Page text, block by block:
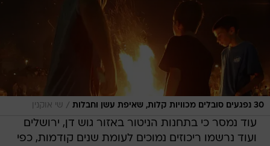
30 נפגעים סובלים מכוויות קלות, שאיפת עשן וחבלות / שי אוקנין
עוד נמסר כי בתחנות הניטור באזור גוש דן, ירושלים
ועוד נרשמו ריכוזים נמוכים לעומת שנים קודמות, כפי